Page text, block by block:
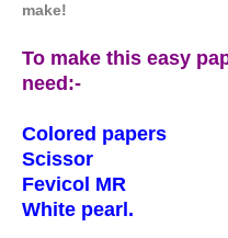
make!
To make this easy
need:-
Colored papers
Scissor
Fevicol MR
White pearl.